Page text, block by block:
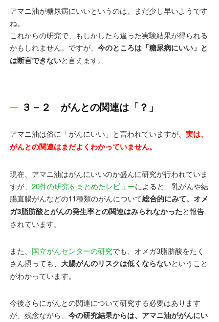
アマニ油が糖尿病にいいというのは、まだ少し早いようです
ね。
これからの研究で、もしかしたら違った実験結果が得られる
かもしれません。ですが、 今のところは「糖尿病にいい」と
は断言できないと言えます。
３－２ がんとの関連は「？」
アマニ油は俗に「がんにいい」と言われていますが、 実は、
がんとの関連はまだよくわかっていません。
現在、アマニ油はがんにいいのか盛んに研究が行われていま
すが、 20件の研究をまとめたレビューによると、乳がんや結
腸直腸がんなどの11種類のがんについて総合的にみて、オメ
ガ3脂肪酸とがんの発生率との関連はみられなかったと報告
されています。
また、 国立がんセンターの研究でも、オメガ3脂肪酸をたく
さん摂っても、 大腸がんのリスクは低くならないということ
がわかっています。
今後さらにがんとの関連について研究する必要はあります
が、残念ながら、 今の研究結果からは、アマニ油ががんにい